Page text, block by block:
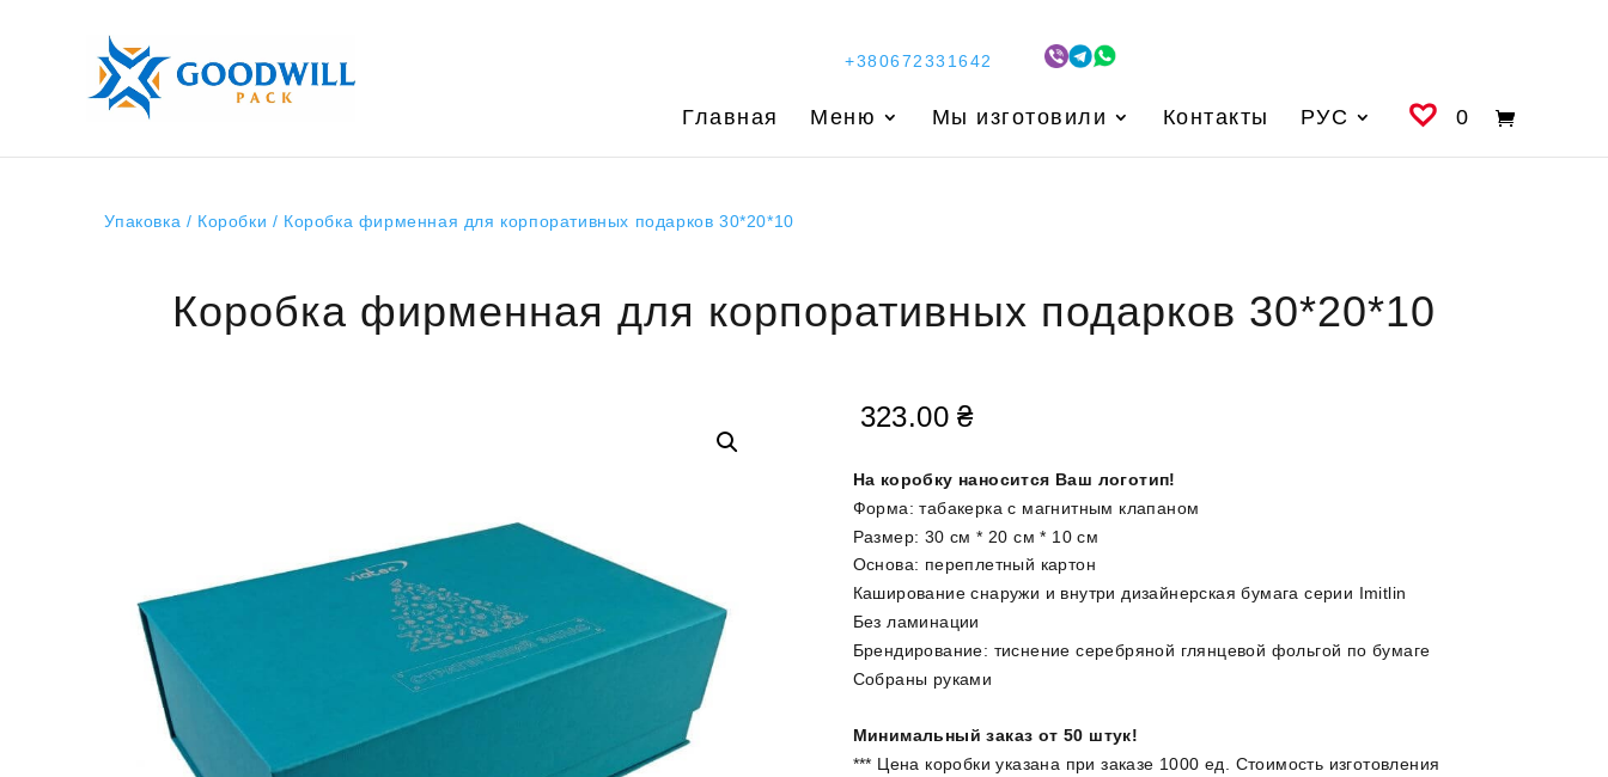
+380672331642
Главная Меню Мы изготовили Контакты РУС 0
Упаковка / Коробки / Коробка фирменная для корпоративных подарков 30*20*10
Коробка фирменная для корпоративных подарков 30*20*10
323.00₴
На коробку наносится Ваш логотип!
Форма: табакерка с магнитным клапаном
Размер: 30 см * 20 см * 10 см
Основа: переплетный картон
Каширование снаружи и внутри дизайнерская бумага серии Imitlin
Без ламинации
Брендирование: тиснение серебряной глянцевой фольгой по бумаге
Собраны руками
Минимальный заказ от 50 штук!
*** Цена коробки указана при заказе 1000 ед. Стоимость изготовления